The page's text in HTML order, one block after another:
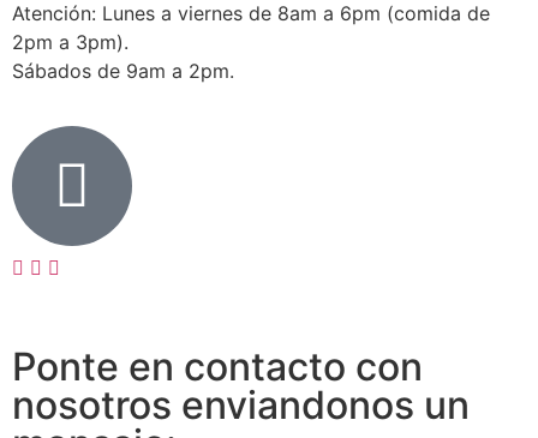
Atención: Lunes a viernes de 8am a 6pm (comida de
2pm a 3pm).
Sábados de 9am a 2pm.
Ponte en contacto con
nosotros enviandonos un